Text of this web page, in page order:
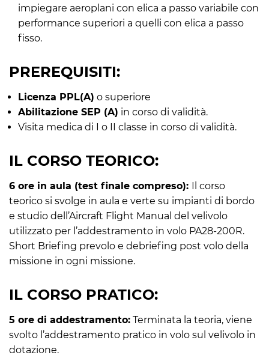
impiegare aeroplani con elica a passo variabile con
performance superiori a quelli con elica a passo
fisso.
PREREQUISITI:
Licenza PPL(A) o superiore
Abilitazione SEP (A) in corso di validità.
Visita medica di I o II classe in corso di validità.
IL CORSO TEORICO:
6 ore in aula (test finale compreso): Il corso
teorico si svolge in aula e verte su impianti di bordo
e studio dell’Aircraft Flight Manual del velivolo
utilizzato per l’addestramento in volo PA28-200R.
Short Briefing prevolo e debriefing post volo della
missione in ogni missione.
IL CORSO PRATICO:
5 ore di addestramento: Terminata la teoria, viene
svolto l’addestramento pratico in volo sul velivolo in
dotazione.